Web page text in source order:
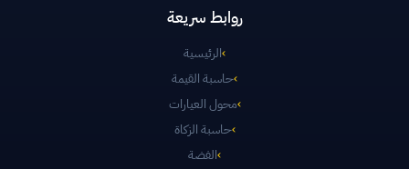
روابط سريعة
›الرئيسية
›حاسبة القيمة
›محول العيارات
›حاسبة الزكاة
›الفضة